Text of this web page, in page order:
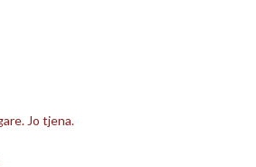
Jo tjena.